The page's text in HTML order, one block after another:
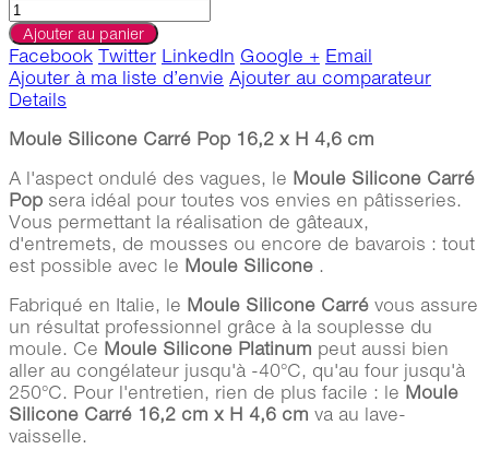
Ajouter au panier
Facebook Twitter LinkedIn Google + Email
Ajouter à ma liste d’envie Ajouter au comparateur
Details
Moule Silicone Carré Pop 16,2 x H 4,6 cm
A l'aspect ondulé des vagues, le Moule Silicone Carré
Pop sera idéal pour toutes vos envies en pâtisseries.
Vous permettant la réalisation de gâteaux,
d'entremets, de mousses ou encore de bavarois : tout
est possible avec le Moule Silicone .
Fabriqué en Italie, le Moule Silicone Carré vous assure
un résultat professionnel grâce à la souplesse du
moule. Ce Moule Silicone Platinum peut aussi bien
aller au congélateur jusqu'à -40°C, qu'au four jusqu'à
250°C. Pour l'entretien, rien de plus facile : le Moule
Silicone Carré 16,2 cm x H 4,6 cm va au lave-
vaisselle.